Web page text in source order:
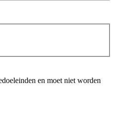
en moet niet worden